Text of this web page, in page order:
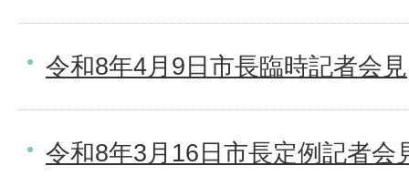
令和8年4月9日市長臨時記者会見
令和8年3月16日市長定例記者会